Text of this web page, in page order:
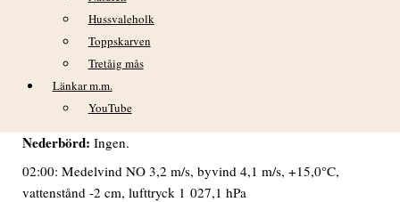
Hussvaleholk
Toppskarven
Tretåig mås
Länkar m.m.
YouTube
VÄDER
Under natten och morgonen har det varit närmast vindstilla
och sikten god.
Min temp: +13,3°C kl. 05.
Nederbörd:Ingen.
02:00: Medelvind NO 3,2 m/s, byvind 4,1 m/s, +15,0°C,
vattenstånd -2 cm, lufttryck 1 027,1 hPa